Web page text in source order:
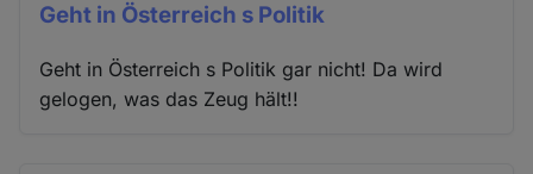
Geht in Österreich s Politik
Geht in Österreich s Politik gar nicht! Da wird
gelogen, was das Zeug hält!!